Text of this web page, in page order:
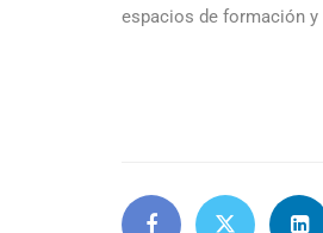
espacios de formación